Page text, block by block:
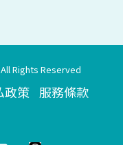
Rights Reserved
政策 服務條款